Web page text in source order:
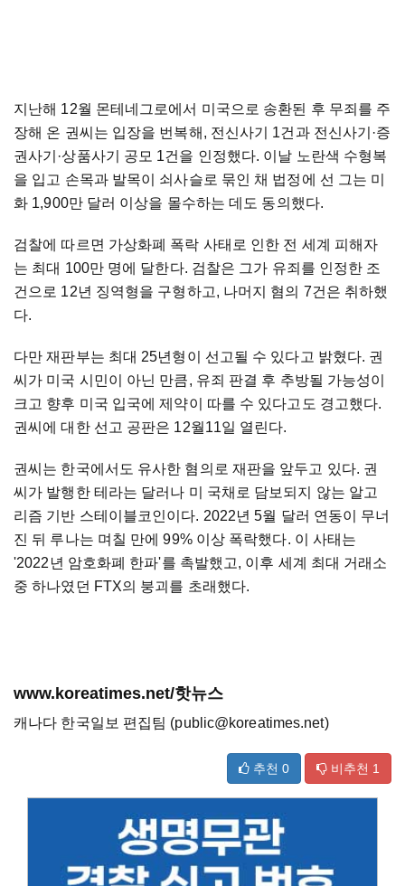
지난해 12월 몬테네그로에서 미국으로 송환된 후 무죄를 주
장해 온 권씨는 입장을 번복해, 전신사기 1건과 전신사기·증
권사기·상품사기 공모 1건을 인정했다. 이날 노란색 수형복
을 입고 손목과 발목이 쇠사슬로 묶인 채 법정에 선 그는 미
화 1,900만 달러 이상을 몰수하는 데도 동의했다.
검찰에 따르면 가상화폐 폭락 사태로 인한 전 세계 피해자
는 최대 100만 명에 달한다. 검찰은 그가 유죄를 인정한 조
건으로 12년 징역형을 구형하고, 나머지 혐의 7건은 취하했
다.
다만 재판부는 최대 25년형이 선고될 수 있다고 밝혔다. 권
씨가 미국 시민이 아닌 만큼, 유죄 판결 후 추방될 가능성이
크고 향후 미국 입국에 제약이 따를 수 있다고도 경고했다.
권씨에 대한 선고 공판은 12월11일 열린다.
권씨는 한국에서도 유사한 혐의로 재판을 앞두고 있다. 권
씨가 발행한 테라는 달러나 미 국채로 담보되지 않는 알고
리즘 기반 스테이블코인이다. 2022년 5월 달러 연동이 무너
진 뒤 루나는 며칠 만에 99% 이상 폭락했다. 이 사태는
'2022년 암호화폐 한파'를 촉발했고, 이후 세계 최대 거래소
중 하나였던 FTX의 붕괴를 초래했다.
www.koreatimes.net/핫뉴스
캐나다 한국일보 편집팀 (public@koreatimes.net)
추천 0 비추천 1